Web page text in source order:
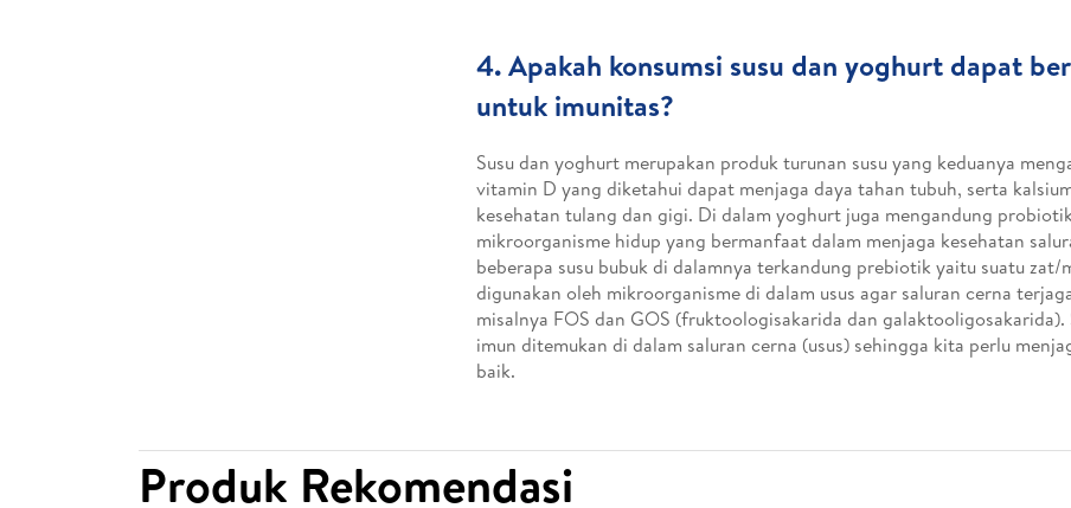
4. Apakah konsumsi susu dan yoghurt dapat
untuk imunitas?
Susu dan yoghurt merupakan produk turunan susu yang keduanya
vitamin D yang diketahui dapat menjaga daya tahan tubuh, serta
kesehatan tulang dan gigi. Di dalam yoghurt juga mengandung
mikroorganisme hidup yang bermanfaat dalam menjaga kesehatan
beberapa susu bubuk di dalamnya terkandung prebiotik yaitu suatu zat/
digunakan oleh mikroorganisme di dalam usus agar saluran cerna
misalnya FOS dan GOS (fruktoologisakarida dan galaktooligosakarida).
imun ditemukan di dalam saluran cerna (usus) sehingga kita perlu
baik.
Produk Rekomendasi